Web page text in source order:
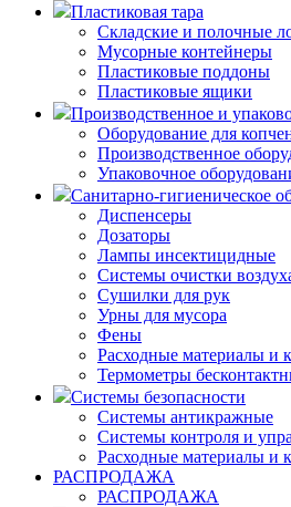
Пластиковая тара
Складские и полочные
Мусорные контейнеры
Пластиковые поддоны
Пластиковые ящики
Производственное и
Оборудование для
Производственное
Упаковочное
Санитарно-гигиеническое
Диспенсеры
Дозаторы
Лампы инсектицидные
Системы очистки
Сушилки для рук
Урны для мусора
Фены
Расходные материалы и
Термометры
Системы безопасности
Системы антикражные
Системы контроля и
Расходные материалы и
РАСПРОДАЖА
РАСПРОДАЖА